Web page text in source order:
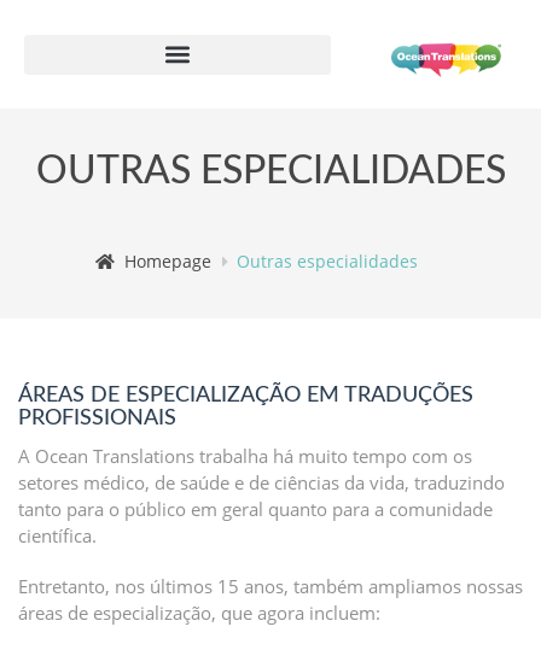
OUTRAS ESPECIALIDADES
Homepage Outras especialidades
ÁREAS DE ESPECIALIZAÇÃO EM TRADUÇÕES
PROFISSIONAIS
A Ocean Translations trabalha há muito tempo com os
setores médico, de saúde e de ciências da vida, traduzindo
tanto para o público em geral quanto para a comunidade
científica.
Entretanto, nos últimos 15 anos, também ampliamos nossas
áreas de especialização, que agora incluem: